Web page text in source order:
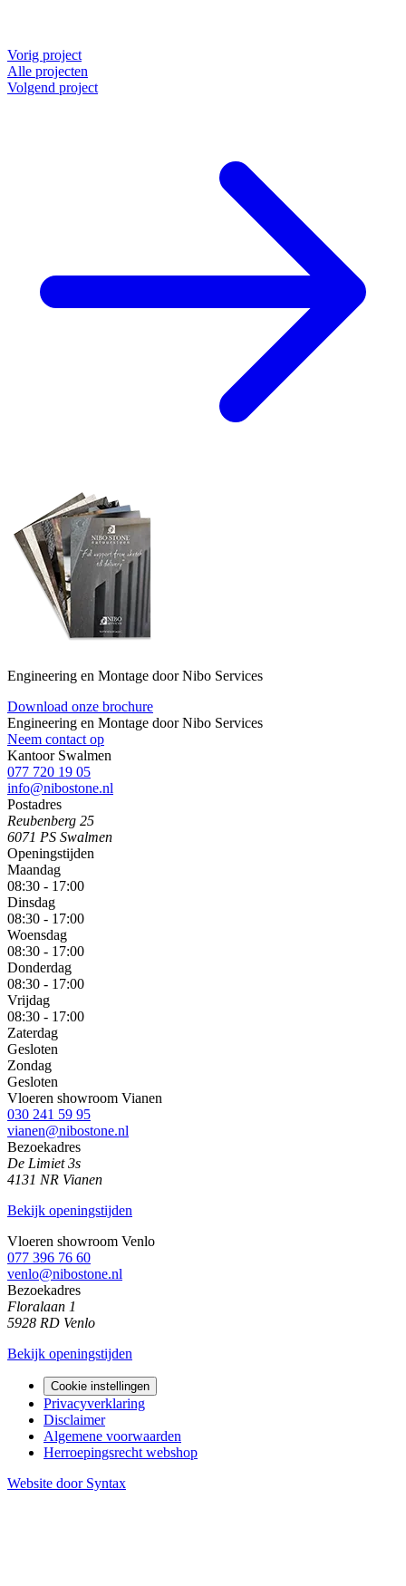
Vorig project
Alle projecten
Volgend project
Engineering en Montage door Nibo Services
Download onze brochure
Engineering en Montage door Nibo Services
Neem contact op
Kantoor Swalmen
077 720 19 05
info@nibostone.nl
Postadres
Reubenberg 25
6071 PS Swalmen
Openingstijden
Maandag
08:30 - 17:00
Dinsdag
08:30 - 17:00
Woensdag
08:30 - 17:00
Donderdag
08:30 - 17:00
Vrijdag
08:30 - 17:00
Zaterdag
Gesloten
Zondag
Gesloten
Vloeren showroom Vianen
030 241 59 95
vianen@nibostone.nl
Bezoekadres
De Limiet 3s
4131 NR Vianen
Bekijk openingstijden
Vloeren showroom Venlo
077 396 76 60
venlo@nibostone.nl
Bezoekadres
Floralaan 1
5928 RD Venlo
Bekijk openingstijden
Cookie instellingen
Privacyverklaring
Disclaimer
Algemene voorwaarden
Herroepingsrecht webshop
Website door Syntax